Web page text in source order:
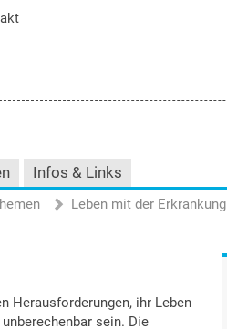
Infos & Links
Leben mit der Erkrankung
Herausforderungen, ihr Leben
sein. Die